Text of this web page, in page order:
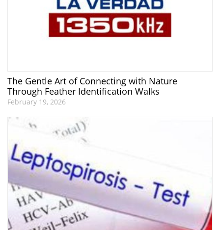
The Gentle Art of Connecting with Nature
Through Feather Identification Walks
February 19, 2026